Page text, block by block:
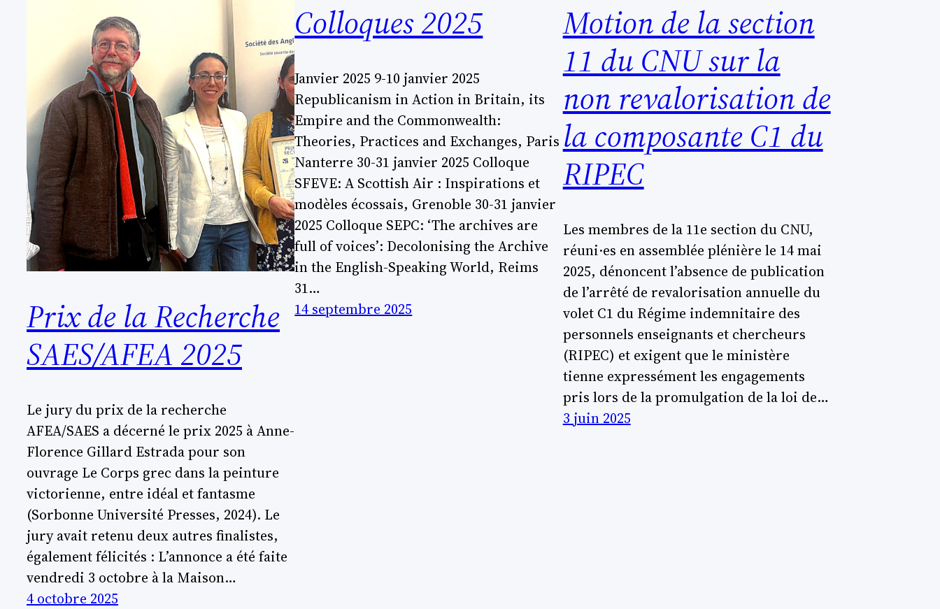
Prix de la Recherche
SAES/AFEA 2025
Le jury du prix de la recherche
AFEA/SAES a décerné le prix 2025 à Anne-
Florence Gillard Estrada pour son
ouvrage Le Corps grec dans la peinture
victorienne, entre idéal et fantasme
(Sorbonne Université Presses, 2024). Le
jury avait retenu deux autres finalistes,
également félicités : L’annonce a été faite
vendredi 3 octobre à la Maison…
4 octobre 2025
Colloques 2025
Janvier 2025 9-10 janvier 2025
Republicanism in Action in Britain, its
Empire and the Commonwealth:
Theories, Practices and Exchanges, Paris
Nanterre 30-31 janvier 2025 Colloque
SFEVE: A Scottish Air : Inspirations et
modèles écossais, Grenoble 30-31 janvier
2025 Colloque SEPC: ‘The archives are
full of voices’: Decolonising the Archive
in the English-Speaking World, Reims
31…
14 septembre 2025
Motion de la section
11 du CNU sur la
non revalorisation de
la composante C1 du
RIPEC
Les membres de la 11e section du CNU,
réuni·es en assemblée plénière le 14 mai
2025, dénoncent l’absence de publication
de l’arrêté de revalorisation annuelle du
volet C1 du Régime indemnitaire des
personnels enseignants et chercheurs
(RIPEC) et exigent que le ministère
tienne expressément les engagements
pris lors de la promulgation de la loi de…
3 juin 2025